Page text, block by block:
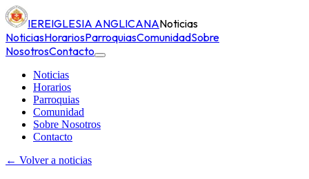
IEREIGLESIA ANGLICANANoticias
NoticiasHorariosParroquiasComunidadSobre
NosotrosContacto
Noticias
Horarios
Parroquias
Comunidad
Sobre Nosotros
Contacto
← Volver a noticias